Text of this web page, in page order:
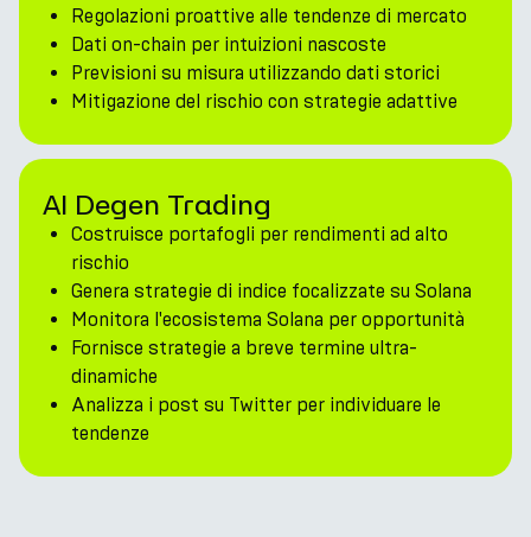
Regolazioni proattive alle tendenze di mercato
Dati on-chain per intuizioni nascoste
Previsioni su misura utilizzando dati storici
Mitigazione del rischio con strategie adattive
AI Degen Trading
Costruisce portafogli per rendimenti ad alto
rischio
Genera strategie di indice focalizzate su Solana
Monitora l'ecosistema Solana per opportunità
Fornisce strategie a breve termine ultra-
dinamiche
Analizza i post su Twitter per individuare le
tendenze